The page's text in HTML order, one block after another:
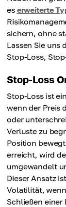
es erweiterte
sichern, ohne
Lassen Sie uns
Stop-Loss,
Stop-Loss
Stop-Loss ist
wenn der Preis
oder
Verluste zu
Position
erreicht, wird
umgewandelt
Dieser Ansatz
Volatilität,
Schließen